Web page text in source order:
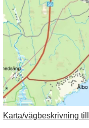
Karta/vägbeskrivning